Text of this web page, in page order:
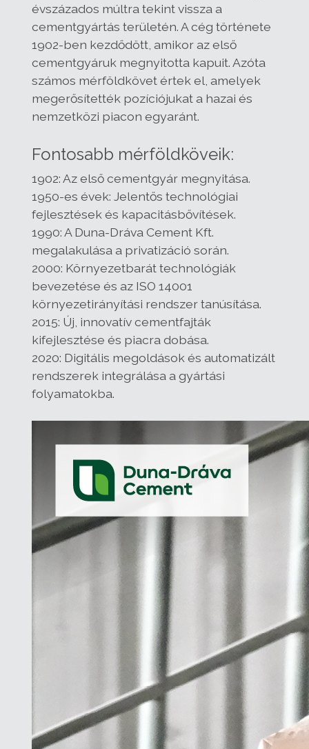
évszázados múltra tekint vissza a
cementgyártás területén. A cég története
1902-ben kezdődött, amikor az első
cementgyáruk megnyitotta kapuit. Azóta
számos mérföldkövet értek el, amelyek
megerősítették pozíciójukat a hazai és
nemzetközi piacon egyaránt.
Fontosabb mérföldköveik:
1902: Az első cementgyár megnyitása.
1950-es évek: Jelentős technológiai
fejlesztések és kapacitásbővítések.
1990: A Duna-Dráva Cement Kft.
megalakulása a privatizáció során.
2000: Környezetbarát technológiák
bevezetése és az ISO 14001
környezetirányítási rendszer tanúsítása.
2015: Új, innovatív cementfajták
kifejlesztése és piacra dobása.
2020: Digitális megoldások és automatizált
rendszerek integrálása a gyártási
folyamatokba.